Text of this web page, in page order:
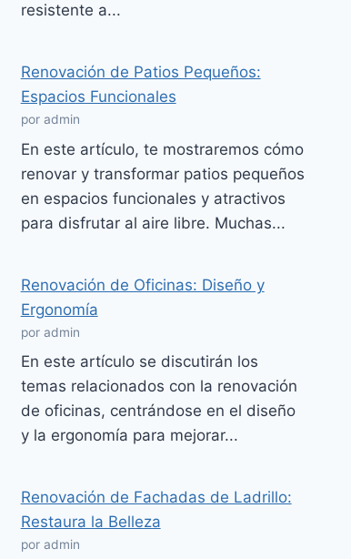
resistente a...
Renovación de Patios Pequeños:
Espacios Funcionales
por admin
En este artículo, te mostraremos cómo
renovar y transformar patios pequeños
en espacios funcionales y atractivos
para disfrutar al aire libre. Muchas...
Renovación de Oficinas: Diseño y
Ergonomía
por admin
En este artículo se discutirán los
temas relacionados con la renovación
de oficinas, centrándose en el diseño
y la ergonomía para mejorar...
Renovación de Fachadas de Ladrillo:
Restaura la Belleza
por admin